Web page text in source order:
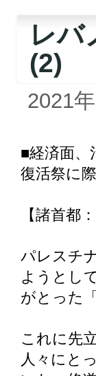
レバ
(2)
2021
■経済面、
復活祭に
【諸首都
パレスチ
ようとし
がとった
これに先
人々にと